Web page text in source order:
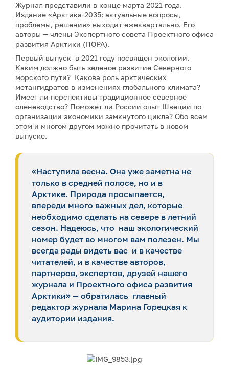
Журнал представили в конце марта 2021 года.
Издание «Арктика-2035: актуальные вопросы,
проблемы, решения» выходит ежеквартально. Его
авторы — члены Экспертного совета Проектного офиса
развития Арктики (ПОРА).
Первый выпуск в 2021 году посвящен экологии.
Каким должно быть зеленое развитие Северного
морского пути? Какова роль арктических
метангидратов в изменениях глобального климата?
Имеет ли перспективы традиционное северное
оленеводство? Поможет ли России опыт Швеции по
организации экономики замкнутого цикла? Обо всем
этом и многом другом можно прочитать в новом
выпуске.
«Наступила весна. Она уже заметна не
только в средней полосе, но и в
Арктике. Природа просыпается,
впереди много важных дел, которые
необходимо сделать на севере в летний
сезон. Надеюсь, что наш экологический
номер будет во многом вам полезен. Мы
всегда рады видеть вас и в качестве
читателей, и в качестве авторов,
партнеров, экспертов, друзей нашего
журнала и Проектного офиса развития
Арктики» — обратилась главный
редактор журнала Марина Горецкая к
аудитории издания.